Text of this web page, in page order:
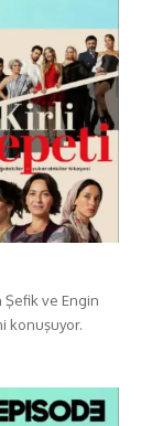
ve Engin
konuşuyor.